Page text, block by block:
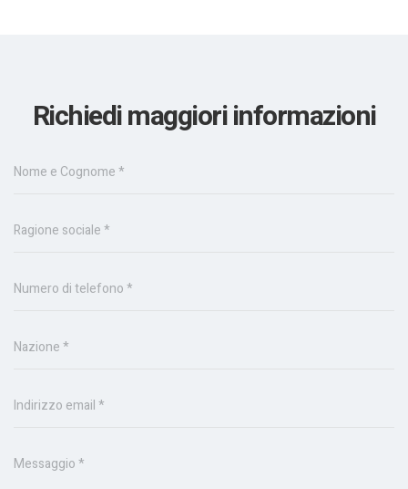
Richiedi maggiori informazioni
Nome e Cognome *
Ragione sociale *
Numero di telefono *
Nazione *
Indirizzo email *
Messaggio *